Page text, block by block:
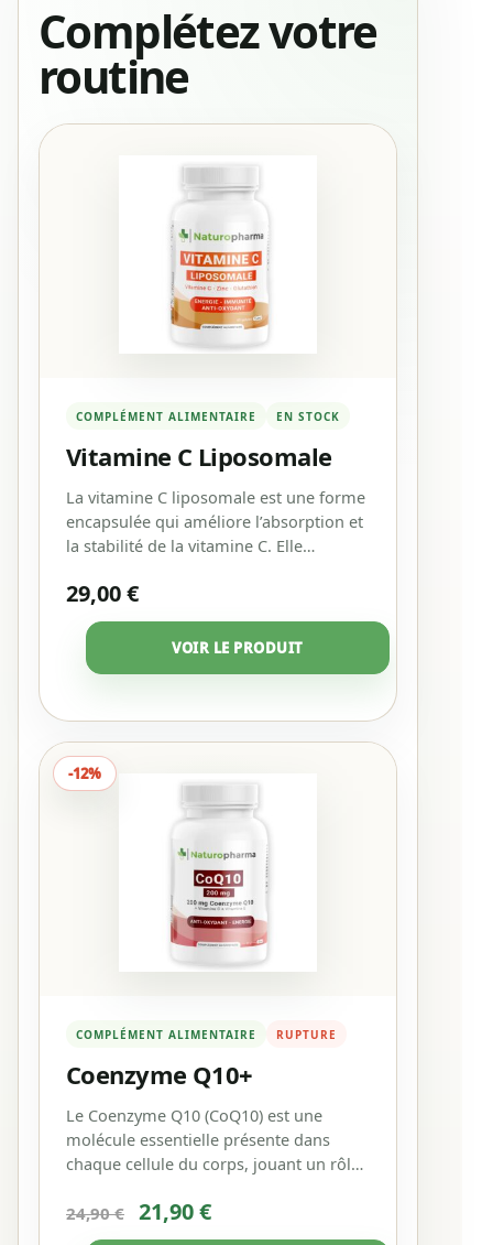
Complétez votre
routine
COMPLÉMENT ALIMENTAIRE EN STOCK
Vitamine C Liposomale
La vitamine C liposomale est une forme
encapsulée qui améliore l’absorption et
la stabilité de la vitamine C. Elle…
29,00€
VOIR LE PRODUIT
-12%
COMPLÉMENT ALIMENTAIRE RUPTURE
Coenzyme Q10+
Le Coenzyme Q10 (CoQ10) est une
molécule essentielle présente dans
chaque cellule du corps, jouant un rôle
24,90€
Le
prix
21,90€Le
prix